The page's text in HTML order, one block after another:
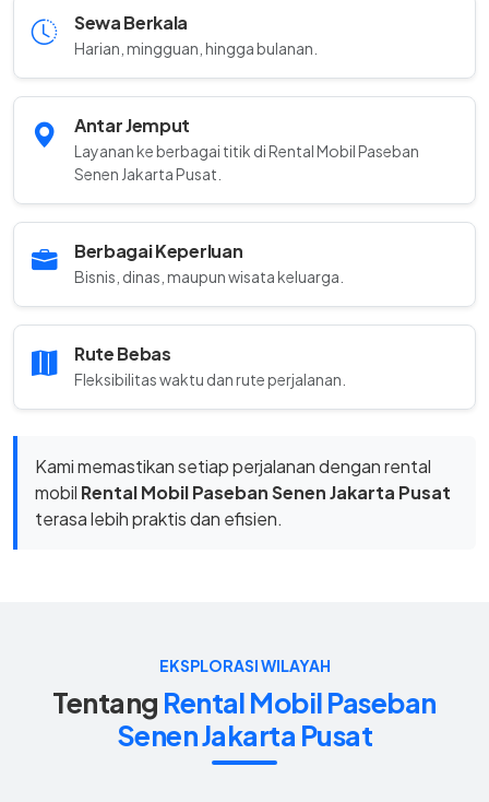
Sewa Berkala
Harian, mingguan, hingga bulanan.
Antar Jemput
Layanan ke berbagai titik di Rental Mobil Paseban
Senen Jakarta Pusat.
Berbagai Keperluan
Bisnis, dinas, maupun wisata keluarga.
Rute Bebas
Fleksibilitas waktu dan rute perjalanan.
Kami memastikan setiap perjalanan dengan rental
mobil Rental Mobil Paseban Senen Jakarta Pusat
terasa lebih praktis dan efisien.
EKSPLORASI WILAYAH
Tentang Rental Mobil Paseban
Senen Jakarta Pusat